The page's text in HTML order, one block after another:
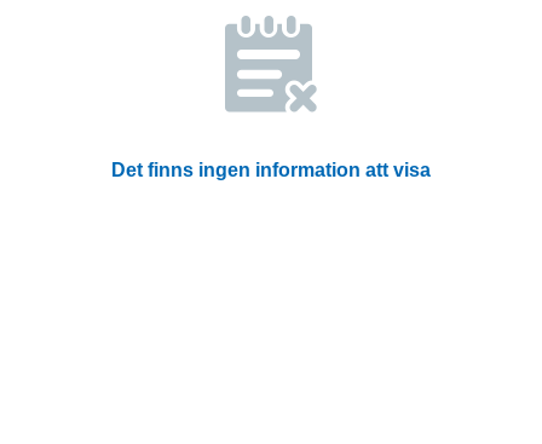
Det finns ingen information att visa